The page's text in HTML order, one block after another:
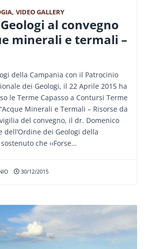
, VIDEO GALLERY
al convegno
minerali e termali –
della Campania con il Patrocinio
dei Geologi, il 22 Aprile 2015 ha
le Terme Capasso a Contursi Terme
Minerali e Termali – Risorse da
del convegno, il dr. Domenico
dell’Ordine dei Geologi della
che ‹‹Forse…
30/12/2015